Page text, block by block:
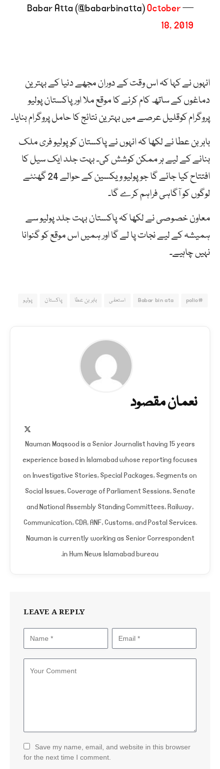
— Babar Atta (@babarbinatta)
October
18, 2019
انہوں نے کہا کہ اس وقت کے دوران مجھے دنیا کے بہترین
دماغوں کے ساتھ کام کرنے کا موقع ملا اور پاکستان پولیو
پروگرام کوقلیل عرصے میں بہترین نتائج کا حامل پروگرام بنایا۔
بابر بن عطا نے لکھا کہ انہوں نے پاکستان کو پولیو فری ملک
بنانے کے لیے ہر ممکن کوشش کی۔ بہت جلد ایک سیل کا
افتتاح کیا جائے گا جو پولیو ویکسین کے حوالے 24 گھنٹے
لوگوں کو آگاہی فراہم کرے گا۔
معاون خصوصی نے لکھا کہ پاکستان بہت جلد پولیو سے
ہمیشہ کے لیے نجات پا لے گا اور ہمیں اس موقع کو گنوانا
نہیں چاہیے۔
#polio
Babar bin ata استعفی بابر بن عطا پاکستان پولیو
نعمان مقصود
Nauman Maqsood is a Senior Journalist having 15 years
experience based in Islamabad whose reporting focuses
on Investigative Stories, Special Packages, Segments on
Social Issues, Coverage of Parliament Sessions, Senate
and National Assembly Standing Committees, Railway,
Communication, CDA, ANF, Customs, and Postal Services.
Nauman is currently working as Senior Correspondent
in Hum News Islamabad bureau.
LEAVE A REPLY
Save my name, email, and website in this browser
for the next time I comment.